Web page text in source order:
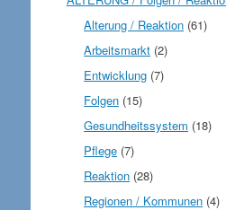
Alterung / Reaktion (61)
Arbeitsmarkt (2)
Entwicklung (7)
Folgen (15)
Gesundheitssystem (18)
Pflege (7)
Reaktion (28)
Regionen / Kommunen (4)